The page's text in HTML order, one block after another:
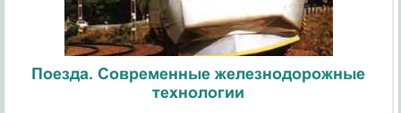
Поезда. Современные железнодорожные
технологии